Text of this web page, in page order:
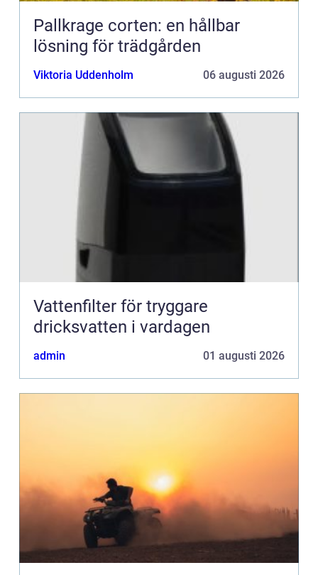
Pallkrage corten: en hållbar
lösning för trädgården
Viktoria Uddenholm 06 augusti 2026
Vattenfilter för tryggare
dricksvatten i vardagen
admin 01 augusti 2026